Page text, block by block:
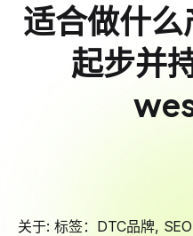
适合做什
起步并
关于: 标签： DTC品牌, SEO